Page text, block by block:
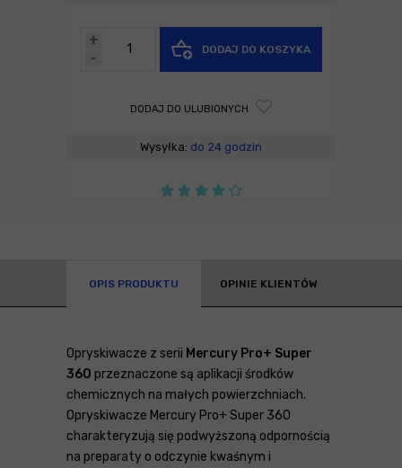
-
+
DODAJ DO KOSZYKA
DODAJ DO ULUBIONYCH
Wysyłka: do 24 godzin
OPIS PRODUKTU OPINIE KLIENTÓW
Opryskiwacze z serii Mercury Pro+ Super
360 przeznaczone są aplikacji środków
chemicznych na małych powierzchniach.
Opryskiwacze Mercury Pro+ Super 360
charakteryzują się podwyższoną odpornością
na preparaty o odczynie kwaśnym i